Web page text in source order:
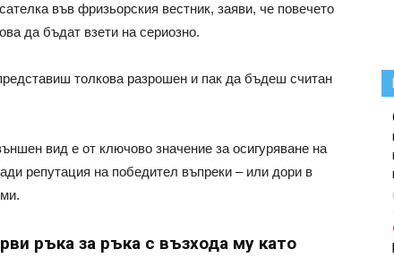
във фризьорския вестник, заяви, че повечето
да бъдат взети на сериозно.
толкова разрошен и пак да бъдеш считан
вид е от ключово значение за осигуряване на
репутация на победител въпреки – или дори в
ръка за ръка с възхода му като